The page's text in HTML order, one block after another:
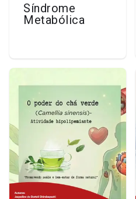
Síndrome
Metabólica